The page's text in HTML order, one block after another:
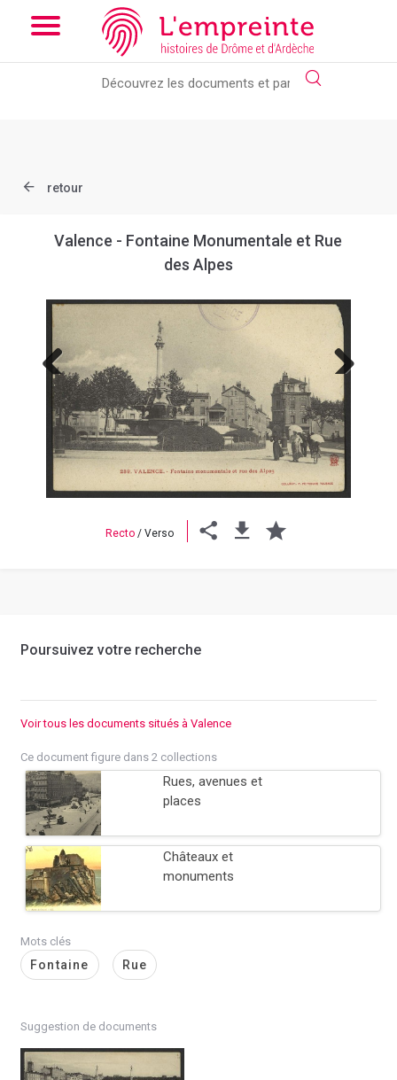
Array ( [slug] => document [ref] => B263626101_CP1623 )
Add the new slick-theme.css if you want the default styling
retour
Valence - Fontaine Monumentale et Rue
des Alpes
Previous Next
Recto / Verso
Poursuivez votre recherche
Voir tous les documents situés à Valence
Ce document figure dans 2 collections
Rues, avenues et
places
Châteaux et
monuments
Mots clés
Fontaine Rue
Suggestion de documents